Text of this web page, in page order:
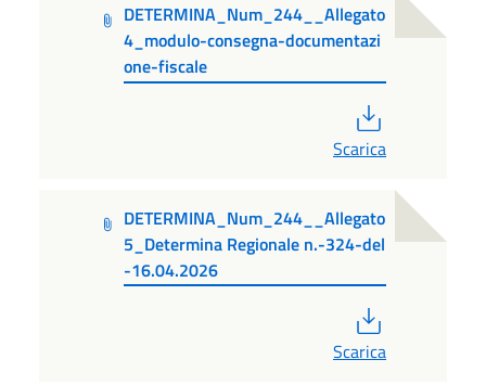
DETERMINA_Num_244__Allegato
4_modulo-consegna-documentazi
one-fiscale
Scarica
DETERMINA_Num_244__Allegato
5_Determina Regionale n.-324-del
-16.04.2026
Scarica